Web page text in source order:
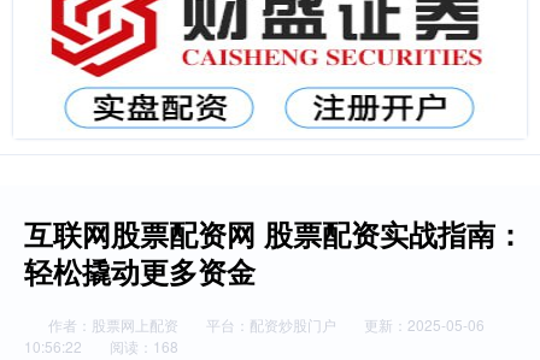
互联网股票配资网 股票配资实战指南：
轻松撬动更多资金
作者：股票网上配资 平台：配资炒股门户
更新：2025-05-06
10:56:22
阅读：168